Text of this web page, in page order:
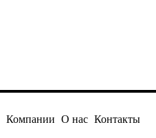
Компании О нас Контакты